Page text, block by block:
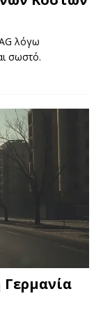
λόγω
σωστό.